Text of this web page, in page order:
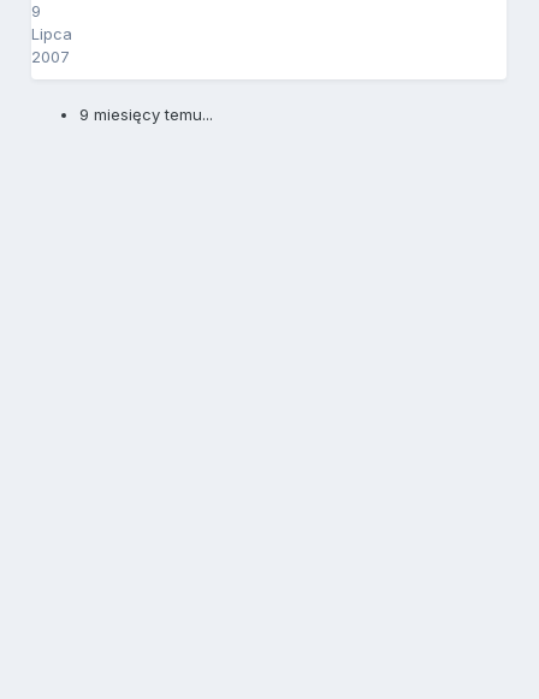
9
Lipca
2007
9 miesięcy temu...